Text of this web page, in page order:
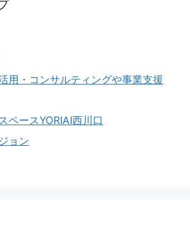
用・コンサルティングや事業支援
ペースYORIAI西川口
ョン